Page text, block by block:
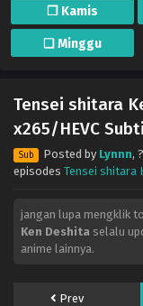
❐ Kamis
❏ Minggu
Tensei shitara
x265/HEVC
Sub Posted by Lynnn,
episodes Tensei shitara
jangan lupa mengklik
Ken Deshita selalu
anime lainnya.
Prev